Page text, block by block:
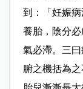
到：「妊娠
養胎，陰分
氣必滯。三
腑之機括為